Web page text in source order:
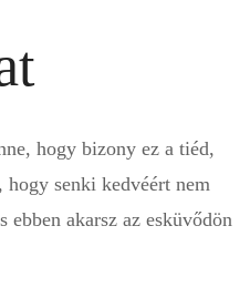
hogy bizony ez a tiéd,
hogy senki kedvéért nem
akarsz az esküvődön